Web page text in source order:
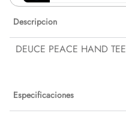
Descripcion
DEUCE PEACE HAND TEE
Especificaciones